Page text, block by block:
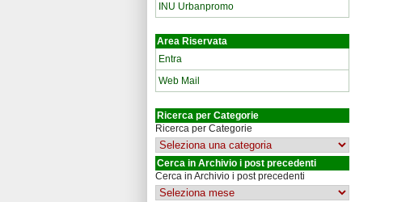
INU Urbanpromo
Area Riservata
Entra
Web Mail
Ricerca per Categorie
Ricerca per Categorie
Cerca in Archivio i post precedenti
Cerca in Archivio i post precedenti